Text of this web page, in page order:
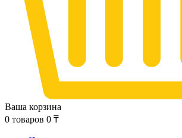
Ваша корзина
0 товаров 0 ₸